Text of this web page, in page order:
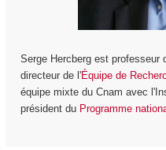
Serge Hercberg est professeur
directeur de l'Équipe de
équipe mixte du Cnam avec
président du Programme